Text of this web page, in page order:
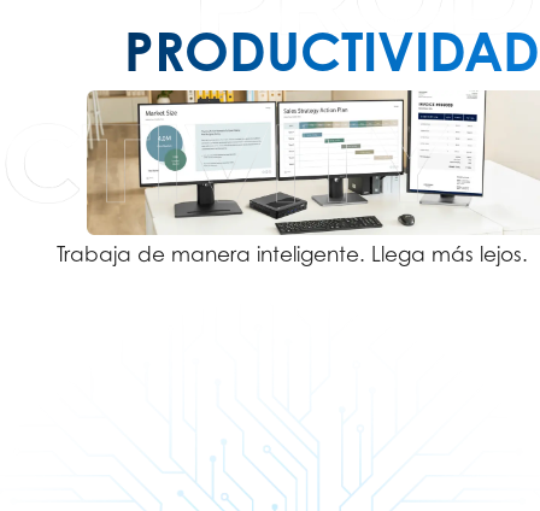
PRODUCTIVIDAD
Trabaja de manera inteligente. Llega más lejos.